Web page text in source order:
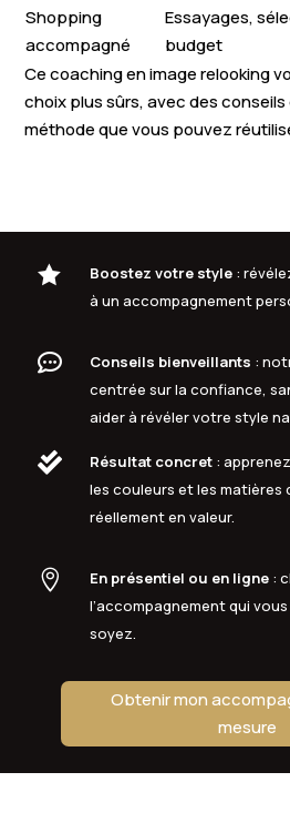
Shopping
accompagné
Essayages,
budget
Ce coaching en image relooking
choix plus sûrs, avec des
méthode que vous pouvez
 Boostez votre style:
à un accompagnement
 Conseils bienveillants :
centrée sur la confiance,
aider à révéler votre style
 Résultat concret:
les couleurs et les matières
réellement en valeur.
 En présentiel ou en ligne:
l’accompagnement qui
soyez.
Obtenir mon
mesure